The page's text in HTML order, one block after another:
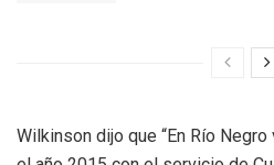
Wilkinson dijo que “En Río